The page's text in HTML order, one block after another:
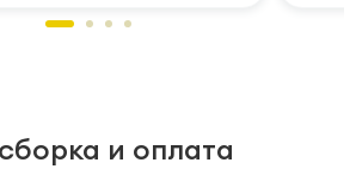
и оплата